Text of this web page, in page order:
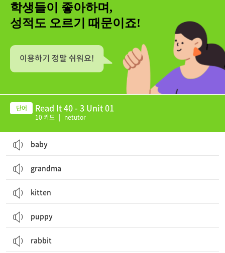
학생들이 좋아하며,
성적도 오르기 때문이죠!
Read It 40 - 3 Unit 01
10 카드 | netutor
baby
grandma
kitten
puppy
rabbit